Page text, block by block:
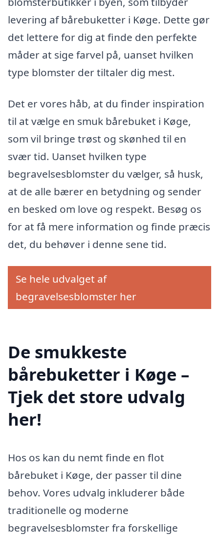
levering af bårebuketter i Køge. Dette gør
det lettere for dig at finde den perfekte
måder at sige farvel på, uanset hvilken
type blomster der tiltaler dig mest.
Det er vores håb, at du finder inspiration
til at vælge en smuk bårebuket i Køge,
som vil bringe trøst og skønhed til en
svær tid. Uanset hvilken type
begravelsesblomster du vælger, så husk,
at de alle bærer en betydning og sender
en besked om love og respekt. Besøg os
for at få mere information og finde præcis
det, du behøver i denne sene tid.
Se hele udvalget af
begravelsesblomster her
De smukkeste
bårebuketter i Køge –
Tjek det store udvalg
her!
Hos os kan du nemt finde en flot
bårebuket i Køge, der passer til dine
behov. Vores udvalg inkluderer både
traditionelle og moderne
begravelsesblomster fra forskellige